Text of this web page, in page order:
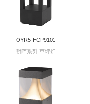
QYR5-HCP9101
朝晖系列-草坪灯